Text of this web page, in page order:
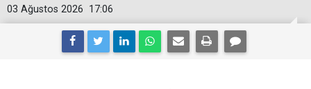
17:06
03 Ağustos 2026